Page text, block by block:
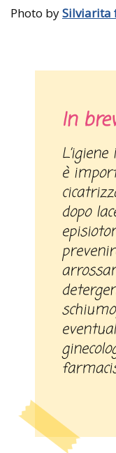
Photo bySilviarita
In
L’igiene intima dopo il parto
è
dopo